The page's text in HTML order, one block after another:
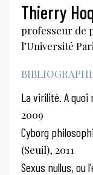
Thierry
professeur de
l’Université
La virilité. A
2009
Cyborg
(Seuil), 2011
Sexus nullus, ou